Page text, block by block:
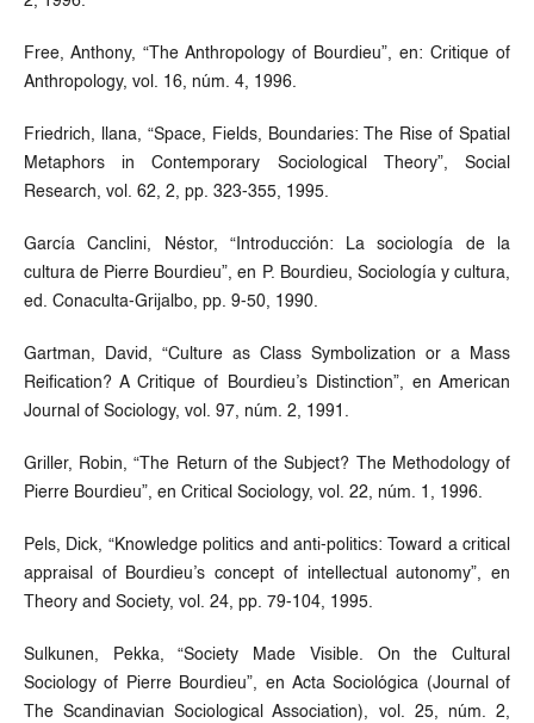
Free, Anthony, “The Anthropology of Bourdieu”, en: Critique of
Anthropology, vol. 16, núm. 4, 1996.
Friedrich, llana, “Space, Fields, Boundaries: The Rise of Spatial
Metaphors in Contemporary Sociological Theory”, Social
Research, vol. 62, 2, pp. 323-355, 1995.
García Canclini, Néstor, “Introducción: La sociología de la
cultura de Pierre Bourdieu”, en P. Bourdieu, Sociología y cultura,
ed. Conaculta-Grijalbo, pp. 9-50, 1990.
Gartman, David, “Culture as Class Symbolization or a Mass
Reification? A Critique of Bourdieu’s Distinction”, en American
Journal of Sociology, vol. 97, núm. 2, 1991.
Griller, Robin, “The Return of the Subject? The Methodology of
Pierre Bourdieu”, en Critical Sociology, vol. 22, núm. 1, 1996.
Pels, Dick, “Knowledge politics and anti-politics: Toward a critical
appraisal of Bourdieu’s concept of intellectual autonomy”, en
Theory and Society, vol. 24, pp. 79-104, 1995.
Sulkunen, Pekka, “Society Made Visible. On the Cultural
Sociology of Pierre Bourdieu”, en Acta Sociológica (Journal of
The Scandinavian Sociological Association), vol. 25, núm. 2,